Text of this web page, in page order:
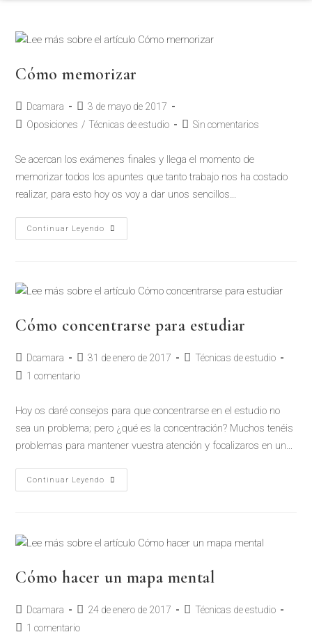
Cómo memorizar
Dcamara
3 de mayo de 2017
Oposiciones / Técnicas de estudio Sin comentarios
Se acercan los exámenes finales y llega el momento de
memorizar todos los apuntes que tanto trabajo nos ha costado
realizar, para esto hoy os voy a dar unos sencillos…
Continuar Leyendo
Cómo concentrarse para estudiar
Dcamara 31 de enero de 2017
Técnicas de estudio
1 comentario
Hoy os daré consejos para que concentrarse en el estudio no
sea un problema; pero ¿qué es la concentración? Muchos tenéis
problemas para mantener vuestra atención y focalizaros en un…
Continuar Leyendo
Cómo hacer un mapa mental
Dcamara 24 de enero de 2017
Técnicas de estudio
1 comentario